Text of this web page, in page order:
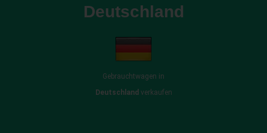
Deutschland
Gebrauchtwagen in
Deutschland verkaufen